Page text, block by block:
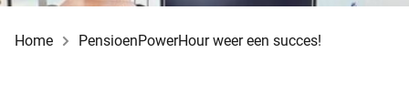
Home PensioenPowerHour weer een succes!